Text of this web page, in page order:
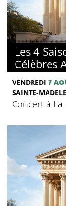
Les 4
Célèbres
VENDREDI 7
SAINTE-
Concert à La